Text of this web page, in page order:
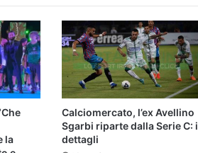
la
Calciomercato, l’ex Avellino
Sgarbi riparte dalla Serie C: i
dettagli